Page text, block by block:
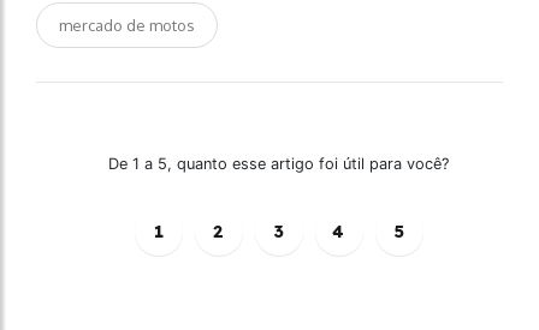
mercado de motos
De 1 a 5, quanto esse artigo foi útil para você?
1 2 3 4 5